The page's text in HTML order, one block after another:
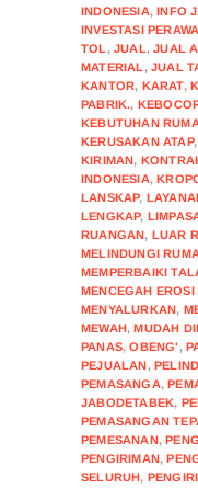
INDONESIA,INFO
INVESTASI
TOL ,JUAL,JUAL
MATERIAL ,JUAL
KANTOR, KARAT,
PABRIK.,
KEBUTUHAN
KERUSAKAN ATAP
KIRIMAN,
INDONESIA,
LANSKAP,
LENGKAP,
RUANGAN, LUAR
MELINDUNGI
MEMPERBAIKI
MENCEGAH
MENYALURKAN,
MEWAH,MUDAH
PANAS,OBENG' ,
PEJUALAN,
PEMASANGA,
JABODETABEK,
PEMASANGAN
PEMESANAN,
PENGIRIMAN,
SELURUH,